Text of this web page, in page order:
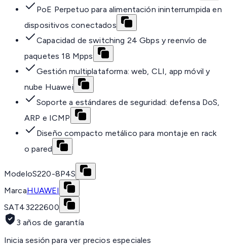
PoE Perpetuo para alimentación ininterrumpida en
dispositivos conectados
Capacidad de switching 24 Gbps y reenvío de
paquetes 18 Mpps
Gestión multiplataforma: web, CLI, app móvil y
nube Huawei
Soporte a estándares de seguridad: defensa DoS,
ARP e ICMP
Diseño compacto metálico para montaje en rack
o pared
ModeloS220-8P4S
MarcaHUAWEI
SAT43222600
3 años de garantía
Inicia sesión para ver precios especiales